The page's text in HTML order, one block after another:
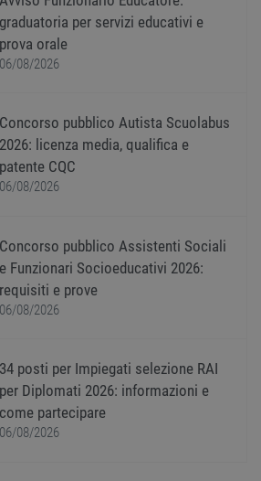
graduatoria per servizi educativi e
prova orale
06/08/2026
Concorso pubblico Autista Scuolabus
2026: licenza media, qualifica e
patente CQC
06/08/2026
Concorso pubblico Assistenti Sociali
e Funzionari Socioeducativi 2026:
requisiti e prove
06/08/2026
34 posti per Impiegati selezione RAI
per Diplomati 2026: informazioni e
come partecipare
06/08/2026
Targeting
Funzionalità
Non classificati
necessari consentono le
del sito web come
strettamente necessari.
Provider/Dominio Scadenza
PHP.net